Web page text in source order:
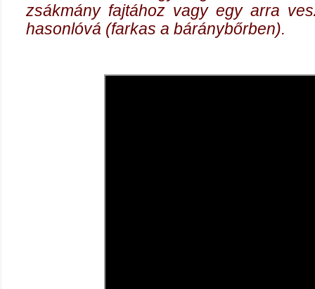
zsákmány fajtához vagy egy arra
hasonlóvá (farkas a báránybőrben).